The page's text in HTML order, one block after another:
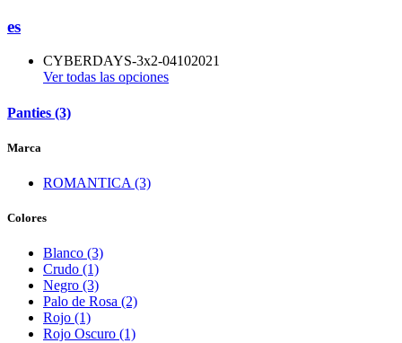
es
CYBERDAYS-3x2-04102021
Ver todas las opciones
Panties (3)
Marca
ROMANTICA (3)
Colores
Blanco (3)
Crudo (1)
Negro (3)
Palo de Rosa (2)
Rojo (1)
Rojo Oscuro (1)